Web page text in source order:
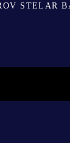
STELAR